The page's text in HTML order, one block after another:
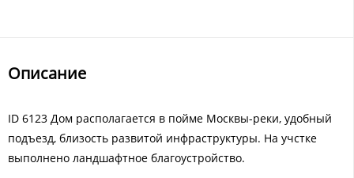
Описание
ID 6123 Дом располагается в пойме Москвы-реки, удобный
подъезд, близость развитой инфраструктуры. На учстке
выполнено ландшафтное благоустройство.